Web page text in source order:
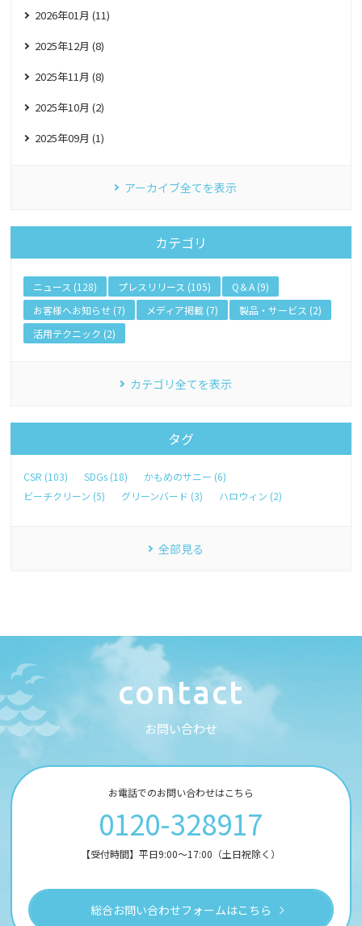
2026年01月 (11)
2025年12月 (8)
2025年11月 (8)
2025年10月 (2)
2025年09月 (1)
アーカイブ全てを表示
カテゴリ
ニュース (128) プレスリリース (105)
Q＆A (9)
お客様へお知らせ (7)
メディア掲載 (7)
製品・サービス (2)
活用テクニック (2)
カテゴリ全てを表示
タグ
CSR (103) SDGs (18)
かもめのサニー (6)
ビーチクリーン (5)
グリーンバード (3) ハロウィン (2)
全部見る
contact
お問い合わせ
お電話でのお問い合わせはこちら
0120-328917
【受付時間】平日9:00～17:00（土日祝除く）
総合お問い合わせフォームはこちら